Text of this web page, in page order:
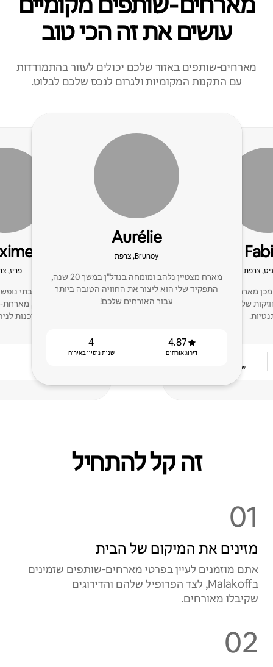
עושים את זה הכי טוב
מארחים‑שותפים באזור שלכם יכולים לעזור בהתמודדות
עם התקנות המקומיות ולגרום לנכס שלכם לבלוט.
צרפת
ולאחר מכן מארח מצטיין, אני ספק
שלי: תגובתיות, איכות
שנות ניסיון באירוח
Aurélie
Brunoy, צרפת
מארח מצטיין נלהב ומומחה בנדל"ן במשך 20 שנה,
התפקיד שלי הוא ליצור את החוויה הטובה ביותר
עבור האורחים שלכם!
4.87
דירוג אורחים
4
שנות ניסיון באירוח
פריז,
מארחת מצטיינת,
שותפה של סוכנות
זה קל להתחיל
01
מזינים את המיקום של הבית
אתם מוזמנים לעיין בפרטי מארחים‑שותפים שזמינים
בMalakoff, לצד הפרופיל שלהם והדירוגים
שקיבלו מאורחים.
02